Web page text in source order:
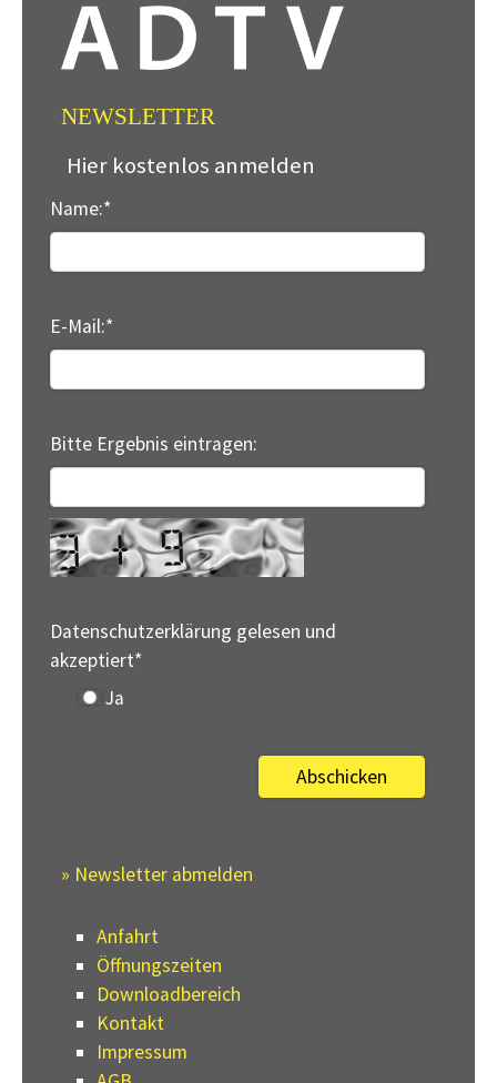
NEWSLETTER
Hier kostenlos anmelden
Name:*
E-Mail:*
Bitte Ergebnis eintragen:
Datenschutzerklärung gelesen und
akzeptiert*
Ja
» Newsletter abmelden
Anfahrt
Öffnungszeiten
Downloadbereich
Kontakt
Impressum